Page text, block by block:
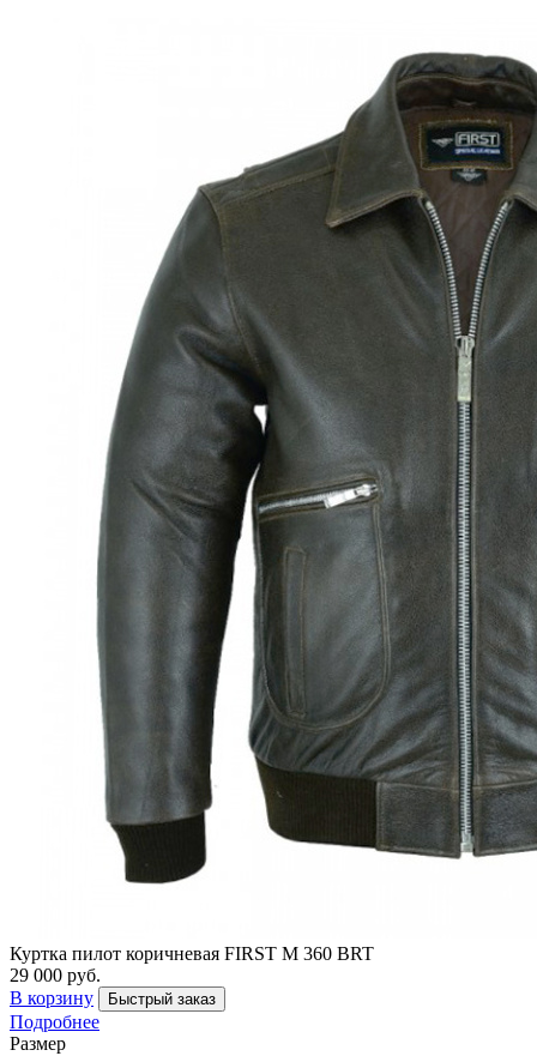
Куртка пилот коричневая FIRST M 360 BRT
29 000 руб.
В корзину
Быстрый заказ
Подробнее
Размер